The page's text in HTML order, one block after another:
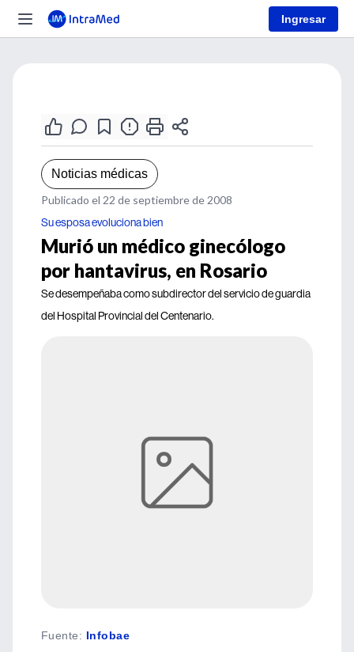
Ingresar
Noticias médicas
Publicado el 22 de septiembre de 2008
Su esposa evoluciona bien
Murió un médico ginecólogo
por hantavirus, en Rosario
Se desempeñaba como subdirector del servicio de guardia
del Hospital Provincial del Centenario.
Fuente: Infobae